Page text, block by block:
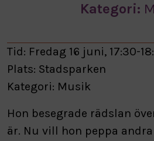
Kategori:
Tid: Fredag 16 juni, 17:30-
Plats: Stadsparken
Kategori: Musik
Hon besegrade rädslan
är. Nu vill hon peppa